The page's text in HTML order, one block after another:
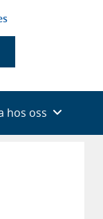
hos oss